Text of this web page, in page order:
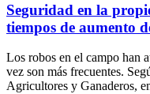
Seguridad en la
tiempos de aumento
Los robos en el campo han
vez son más frecuentes.
Agricultores y Ganaderos,